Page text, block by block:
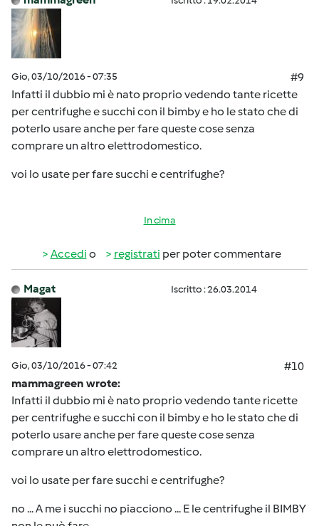
Gio, 03/10/2016 - 07:35
#9
Infatti il dubbio mi è nato proprio vedendo tante ricette
per centrifughe e succhi con il bimby e ho le stato che di
poterlo usare anche per fare queste cose senza
comprare un altro elettrodomestico.
voi lo usate per fare succhi e centrifughe?
In cima
Accedi o registrati per poter commentare
Magat Iscritto : 26.03.2014
Gio, 03/10/2016 - 07:42
#10
mammagreen wrote:
Infatti il dubbio mi è nato proprio vedendo tante ricette
per centrifughe e succhi con il bimby e ho le stato che di
poterlo usare anche per fare queste cose senza
comprare un altro elettrodomestico.
voi lo usate per fare succhi e centrifughe?
no ... A me i succhi no piacciono ... E le centrifughe il BIMBY